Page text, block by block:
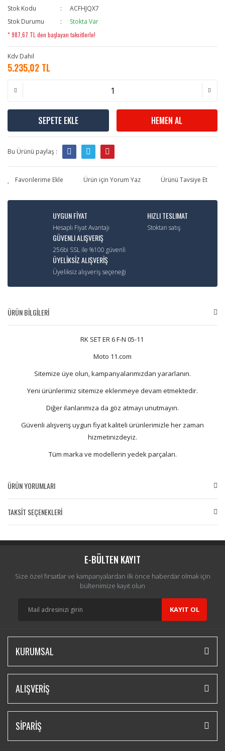
Stok Kodu
ACFHJQX7
Stok Durumu
Stokta Var
* 987,67 TL den başlayan taksitlerle!
Kdv Dahil
5.235,02 TL
SEPETE EKLE HEMEN AL
Bu Ürünü paylaş :
Ürün için Yorum Yaz Ürünü Tavsiye Et
UYGUN FİYAT
Hesaplı Fiyat Avantajı
HIZLI TESLIMAT
Stoktan satış
GÜVENLI ALIŞVERIŞ
256bi SSL ile %100 güvenli
ÜYELİKSİZ ALIŞVERİŞ
Üyeliksiz alışveriş seçeneği
ÜRÜN BİLGİLERİ
RK SET ER 6 F-N 05-11
Moto 11.com
Sitemize üye olun, kampanyalarımızdan yararlanın.
Yeni ürünlerimiz sitemize eklenmeye devam etmektedir.
Diğer ilanlarımıza da göz atmayı unutmayın.
Güvenli alışveriş uygun fiyat kaliteli ürünlerimizle her zaman
hizmetinizdeyiz.
Tüm marka ve modellerin yedek parçaları.
ÜRÜN YORUMLARI
Yorum Yaz
TAKSİT SEÇENEKLERİ
E-BÜLTEN KAYIT
Size özel fırsatlar ve kampanyalardan ilk önce haberdar olmak için
bültenimize kayıt olun
KAYIT OL
KURUMSAL
ALIŞVERİŞ
SİPARİŞ